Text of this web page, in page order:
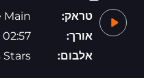
טראק:
Main
אורך:
02:57
אלבום:
Stars